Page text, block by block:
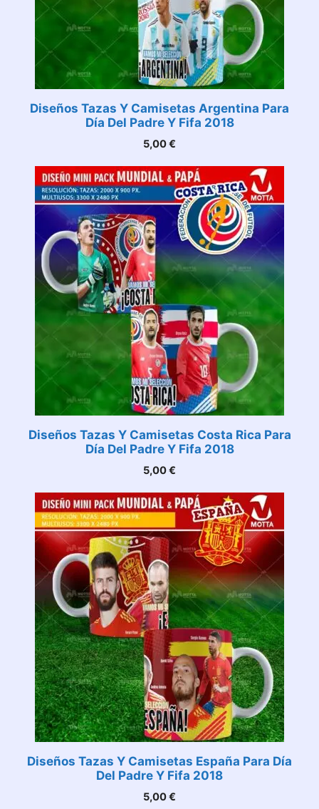
Diseños Tazas Y Camisetas Argentina Para
Día Del Padre Y Fifa 2018
5,00€
Diseños Tazas Y Camisetas Costa Rica Para
Día Del Padre Y Fifa 2018
5,00€
Diseños Tazas Y Camisetas España Para Día
Del Padre Y Fifa 2018
5,00€